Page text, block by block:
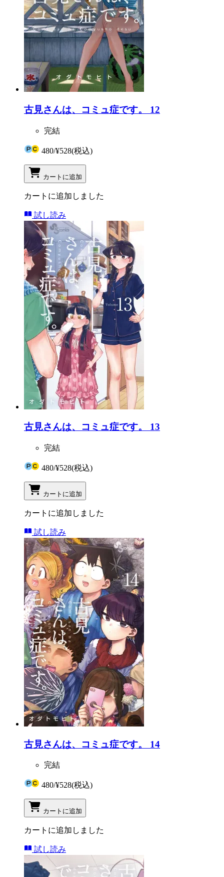
古見さんは、コミュ症です。 12
完結
480/¥528(税込)
カートに追加
カートに追加しました
試し読み
古見さんは、コミュ症です。 13
完結
480/¥528(税込)
カートに追加
カートに追加しました
試し読み
古見さんは、コミュ症です。 14
完結
480/¥528(税込)
カートに追加
カートに追加しました
試し読み